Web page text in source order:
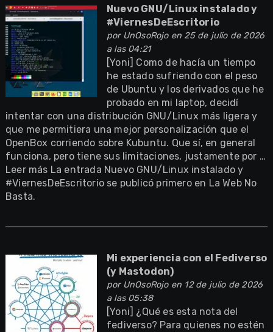
Nuevo GNU/Linux instalado y
#ViernesDeEscritorio
por UnOsoRojoen 25 de julio de 2026
a las 04:21
[Yoni] Como de hacía un tiempo
he estado sufriendo con el peso
de Ubuntu y los derivados que he
probado en mi laptop, decidí
intentar con una distribución GNU/Linux más ligera y
que me permitiera una mejor personalización que el
OpenBox corriendo sobre Kubuntu. Que sí, en general
funciona, pero tiene sus limitaciones, justamente por …
Leer más La entrada Nuevo GNU/Linux instalado y
#ViernesDeEscritorio se publicó primero en La Web No
Basta.
Mi experiencia con el Fediverso
(y Mastodon)
por UnOsoRojoen 12 de julio de 2026
a las 05:38
[Yoni] ¿Qué es esta nota del
fediverso? Para quienes no estén